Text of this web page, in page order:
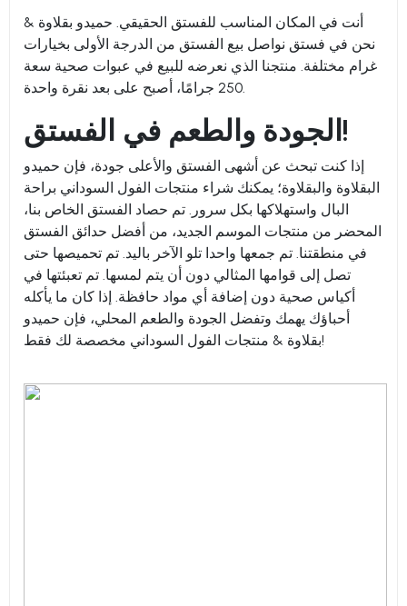
أنت في المكان المناسب للفستق الحقيقي. حميدو بقلاوة &
نحن في فستق نواصل بيع الفستق من الدرجة الأولى بخيارات
غرام مختلفة. منتجنا الذي نعرضه للبيع في عبوات صحية سعة
250 جرامًا، أصبح على بعد نقرة واحدة.
الجودة والطعم في الفستق!
إذا كنت تبحث عن أشهى الفستق والأعلى جودة، فإن حميدو
البقلاوة والبقلاوة؛ يمكنك شراء منتجات الفول السوداني براحة
البال واستهلاكها بكل سرور. تم حصاد الفستق الخاص بنا،
المحضر من منتجات الموسم الجديد، من أفضل حدائق الفستق
في منطقتنا. تم جمعها واحدا تلو الآخر باليد. تم تحميصها حتى
تصل إلى قوامها المثالي دون أن يتم لمسها. تم تعبئتها في
أكياس صحية دون إضافة أي مواد حافظة. إذا كان ما يأكله
أحباؤك يهمك وتفضل الجودة والطعم المحلي، فإن حميدو
بقلاوة & منتجات الفول السوداني مخصصة لك فقط!